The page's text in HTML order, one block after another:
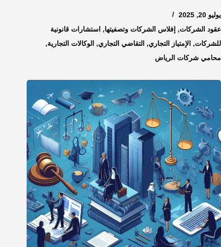
يوليو 20, 2025
عقود الشركات, إفلاس الشركات وتصفيتها, استشارات قانونية
للشركات, الإمتياز التجاري, التقاضي التجاري, الوكالات التجارية,
محامي شركات الرياض